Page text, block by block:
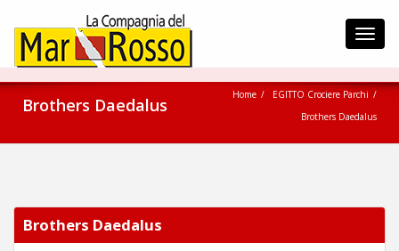
Brothers Daedalus Home
EGITTO Crociere Parchi
Brothers Daedalus
Brothers Daedalus